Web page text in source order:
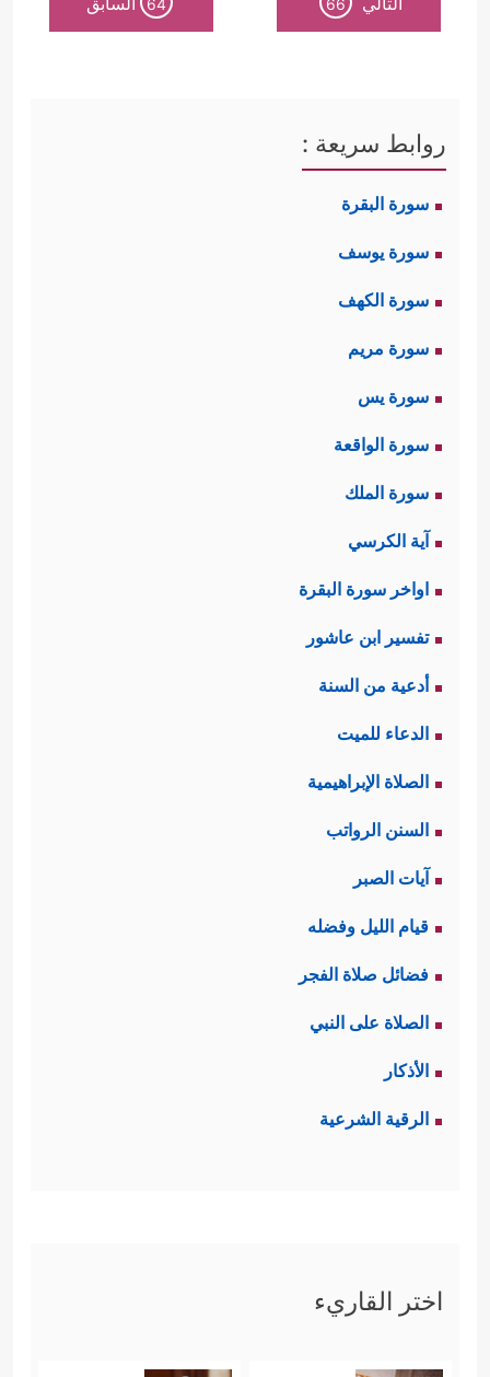
66
64
روابط سريعة :
سورة البقرة
سورة يوسف
سورة الكهف
سورة مريم
سورة يس
سورة الواقعة
سورة الملك
آية الكرسي
اواخر سورة البقرة
تفسير ابن عاشور
أدعية من السنة
الدعاء للميت
الصلاة الإبراهيمية
السنن الرواتب
آيات الصبر
قيام الليل وفضله
فضائل صلاة الفجر
الصلاة على النبي
الأذكار
الرقية الشرعية
اختر القاريء